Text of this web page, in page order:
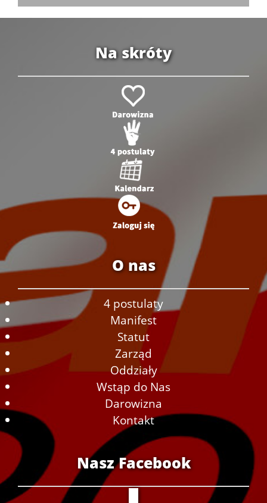
Na skróty
O nas
4 postulaty
Manifest
Statut
Zarząd
Oddziały
Wstąp do Nas
Darowizna
Kontakt
Nasz Facebook